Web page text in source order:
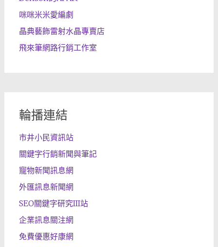
咪咪米米愛編劇
晶典藝飾雷射水晶專賣店
飛來筆網路行銷工作室
輪播連結
市井小民資訊站
關鍵字行銷新聞與筆記
寵物新聞訊息網
外匯訊息新聞網
SEO關鍵字研究III站
企業訊息關注網
免費優惠好康網